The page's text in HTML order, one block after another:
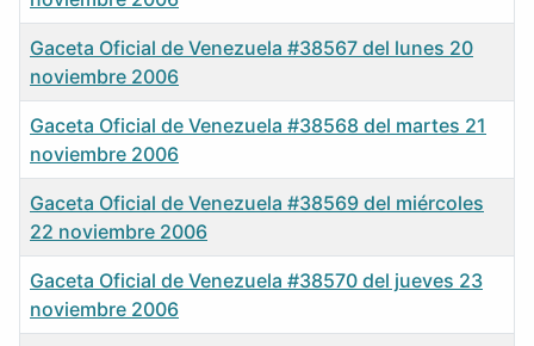
Gaceta Oficial de Venezuela #38567 del lunes 20
noviembre 2006
Gaceta Oficial de Venezuela #38568 del martes 21
noviembre 2006
Gaceta Oficial de Venezuela #38569 del miércoles
22 noviembre 2006
Gaceta Oficial de Venezuela #38570 del jueves 23
noviembre 2006